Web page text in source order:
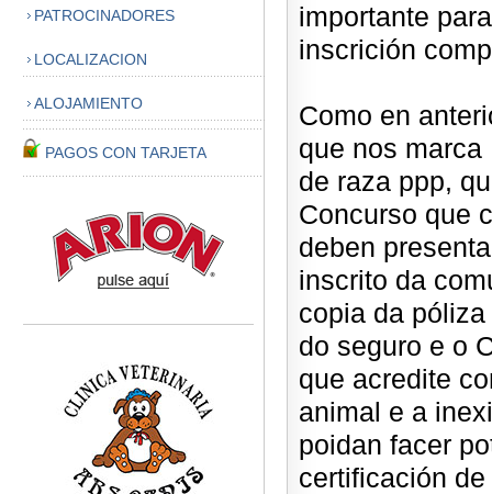
PATROCINADORES
LOCALIZACION
ALOJAMIENTO
PAGOS CON TARJETA
importante
inscrición
Como en
que nos
de raza ppp,
Concurso que
deben
inscrito da
copia da
do seguro e o
que acredite
animal e a
poidan facer
certificación